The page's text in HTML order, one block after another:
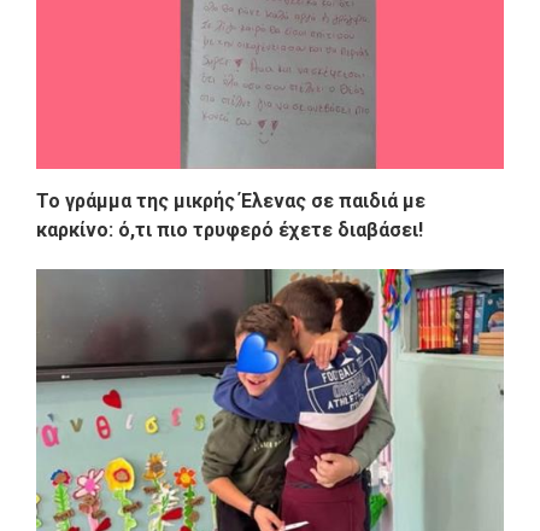
Το γράμμα της μικρής Έλενας σε παιδιά με
καρκίνο: ό,τι πιο τρυφερό έχετε διαβάσει!